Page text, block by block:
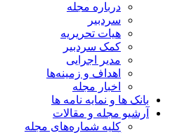
درباره مجله
سردبیر
هیات تحریریه
کمک سردبیر
مدیر اجرایی
اهداف و زمینه‌ها
اخبار مجله
بانک ها و نمایه نامه ها
آرشیو مجله و مقالات
کلیه شماره‌های مجله